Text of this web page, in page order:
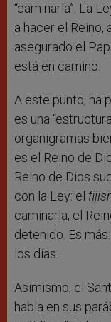
“caminarla”. La
a hacer el Reino,
asegurado el
está en camino.
A este punto, ha
es una
organigramas
es el Reino de
Reino de Dios
con la Ley: el
caminarla, el
detenido. Es
los días.
Asimismo, el
habla en sus